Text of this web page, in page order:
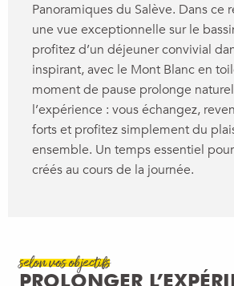
Panoramiques du Salève. Dans ce
une vue exceptionnelle sur le
profitez d’un déjeuner convivial
inspirant, avec le Mont Blanc en
moment de pause prolonge
l’expérience : vous échangez,
forts et profitez simplement du
ensemble. Un temps essentiel
créés au cours de la journée.
selon vos objectifs
PROLONGER